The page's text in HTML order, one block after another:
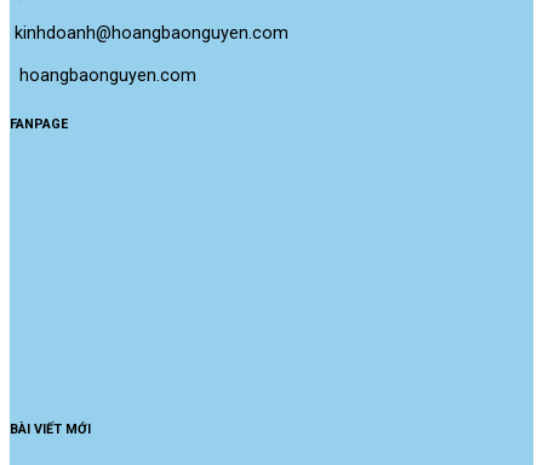
kinhdoanh@hoangbaonguyen.com
hoangbaonguyen.com
FANPAGE
BÀI VIẾT MỚI